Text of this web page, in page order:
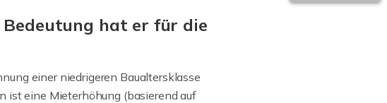
Bedeutung hat er für die
einer niedrigeren Baualtersklasse
ist eine Mieterhöhung (basierend auf